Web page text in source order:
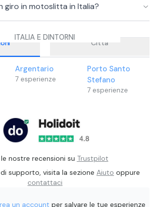
giro in motoslitta in Italia?
ITALIA E DINTORNI
Città
Argentario
7 esperienze
Porto Santo
Stefano
7 esperienze
le nostre recensioni su Trustpilot
supporto, visita la sezione Aiuto oppure
contattaci
un account per salvare le tue esperienze